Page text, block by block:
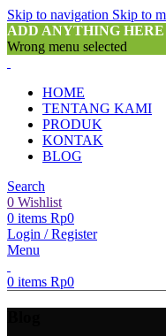
Skip to navigation Skip to
ADD ANYTHING
Wrong menu selected
HOME
TENTANG KAMI
PRODUK
KONTAK
BLOG
Search
0 Wishlist
0 items Rp0
Login / Register
Menu
0 items Rp0